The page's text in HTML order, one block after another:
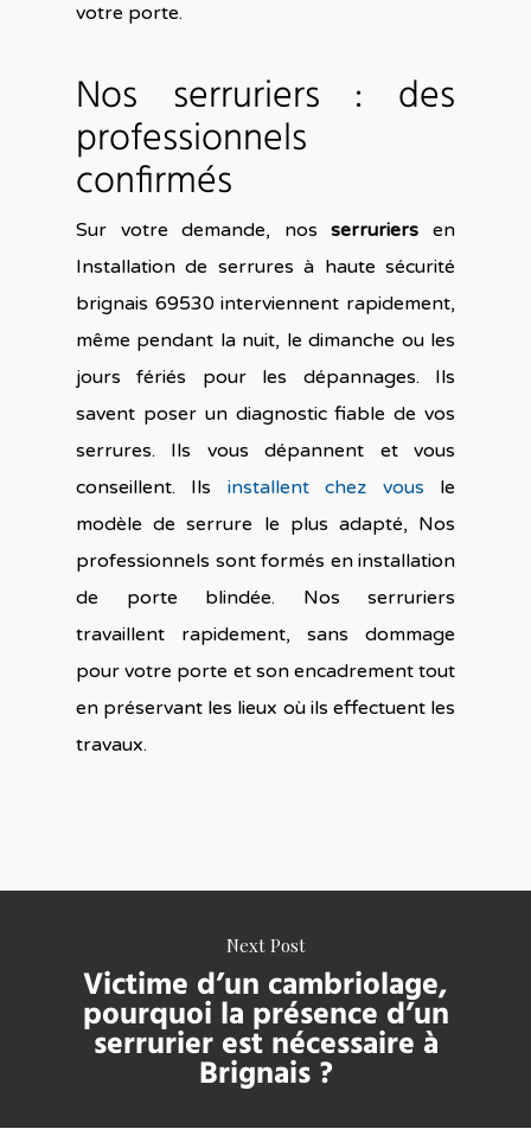
votre porte.
Nos serruriers : des
professionnels
confirmés
Sur votre demande, nosserruriers en
Installation de serrures à haute sécurité
brignais 69530 interviennent rapidement,
même pendant la nuit, le dimanche ou les
jours fériés pour les dépannages. Ils
savent poser un diagnostic fiable de vos
serrures. Ils vous dépannent et vous
conseillent. Ils installent chez vous le
modèle de serrure le plus adapté, Nos
professionnels sont formés en installation
de porte blindée. Nos serruriers
travaillent rapidement, sans dommage
pour votre porte et son encadrement tout
en préservant les lieux où ils effectuent les
travaux.
Next Post
Victime d’un cambriolage,
pourquoi la présence d’un
serrurier est nécessaire à
Brignais ?